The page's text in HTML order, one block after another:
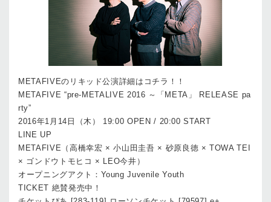
METAFIVEのリキッド公演詳細はコチラ！！
METAFIVE “pre-METALIVE 2016 ～「META」 RELEASE pa
rty”
2016年1月14日（木） 19:00 OPEN / 20:00 START
LINE UP
METAFIVE（高橋幸宏 × 小山田圭吾 × 砂原良徳 × TOWA TEI
× ゴンドウトモヒコ × LEO今井）
オープニングアクト：Young Juvenile Youth
TICKET 絶賛発売中！